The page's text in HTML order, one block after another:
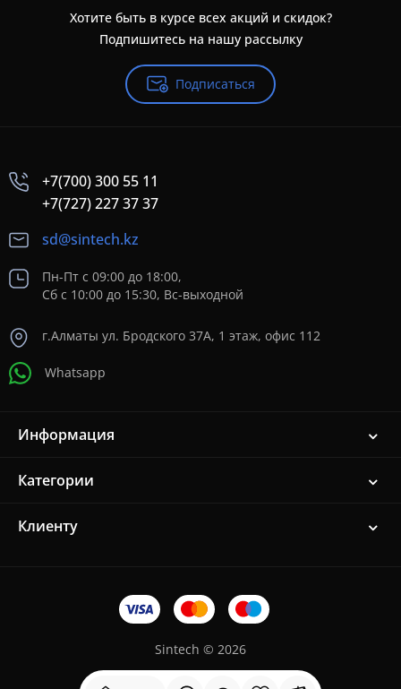
Хотите быть в курсе всех акций и скидок?
Подпишитесь на нашу рассылку
Подписаться
+7(700) 300 55 11
+7(727) 227 37 37
sd@sintech.kz
Пн-Пт с 09:00 до 18:00,
Сб с 10:00 до 15:30, Вс-выходной
г.Алматы ул. Бродского 37A, 1 этаж, офис 112
Whatsapp
Информация
Категории
Клиенту
Sintech © 2026